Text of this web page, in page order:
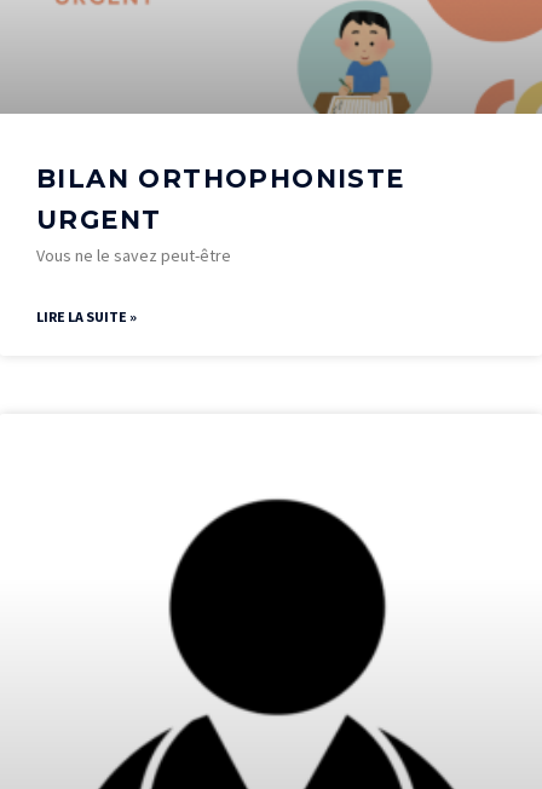
BILAN ORTHOPHONISTE
URGENT
Vous ne le savez peut-être
LIRE LA SUITE »